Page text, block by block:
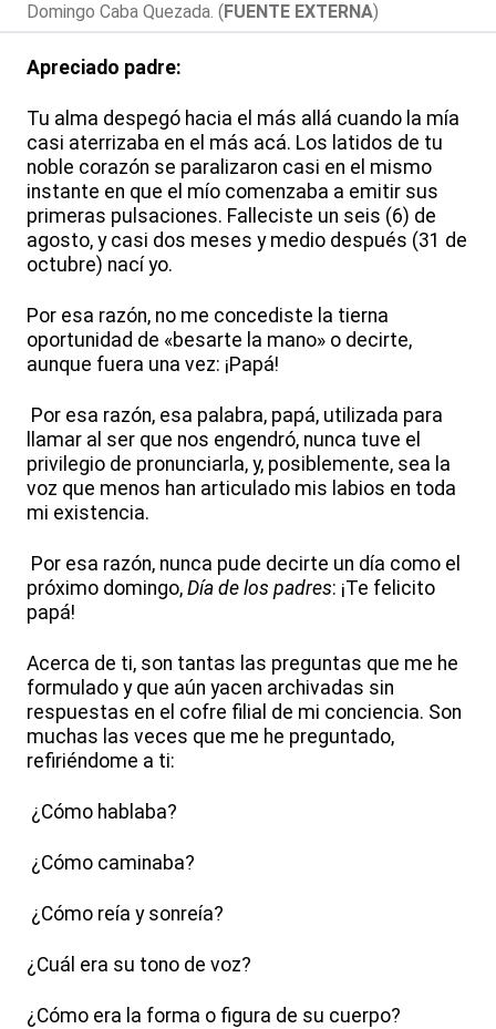
Domingo Caba Quezada. (FUENTE EXTERNA)
Apreciado padre:
Tu alma despegó hacia el más allá cuando la mía
casi aterrizaba en el más acá. Los latidos de tu
noble corazón se paralizaron casi en el mismo
instante en que el mío comenzaba a emitir sus
primeras pulsaciones. Falleciste un seis (6) de
agosto, y casi dos meses y medio después (31 de
octubre) nací yo.
Por esa razón, no me concediste la tierna
oportunidad de «besarte la mano» o decirte,
aunque fuera una vez: ¡Papá!
Por esa razón, esa palabra, papá, utilizada para
llamar al ser que nos engendró, nunca tuve el
privilegio de pronunciarla, y, posiblemente, sea la
voz que menos han articulado mis labios en toda
mi existencia.
Por esa razón, nunca pude decirte un día como el
próximo domingo, Día de los padres: ¡Te felicito
papá!
Acerca de ti, son tantas las preguntas que me he
formulado y que aún yacen archivadas sin
respuestas en el cofre filial de mi conciencia. Son
muchas las veces que me he preguntado,
refiriéndome a ti:
¿Cómo hablaba?
¿Cómo caminaba?
¿Cómo reía y sonreía?
¿Cuál era su tono de voz?
¿Cómo era la forma o figura de su cuerpo?